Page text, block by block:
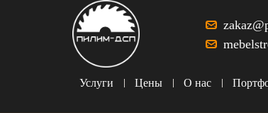
Услуги Цены О нас